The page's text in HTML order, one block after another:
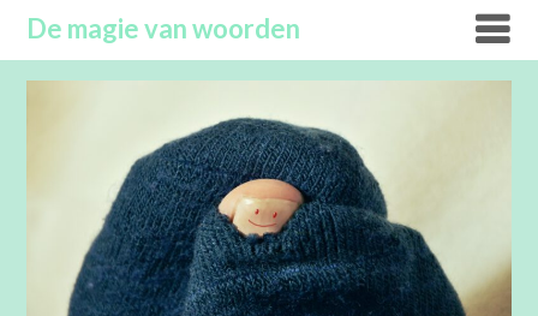
Overslaan
naar
inhoud
De magie van woorden